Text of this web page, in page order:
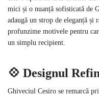
mici și o nuanță sofisticată de
adaugă un strop de eleganță
profunzime motivele pentru
un simplu recipient.
💠 Designul
Ghiveciul Cesiro se remarcă